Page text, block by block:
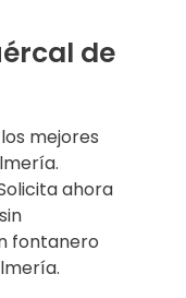
de
mejores
ahora
fontanero